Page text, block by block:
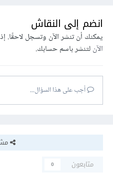
انضم إلى النقاش
يمكنك أن تنشر الآن وتسجل لاحقًا.
الآنلتنشر باسم حسابك.
أجب على هذا السؤال...
متابعون
0